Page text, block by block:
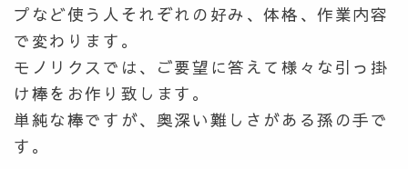
プなど使う人それぞれの好み、体格、作業内容
で変わります。
モノリクスでは、ご要望に答えて様々な引っ掛
け棒をお作り致します。
単純な棒ですが、奥深い難しさがある孫の手で
す。